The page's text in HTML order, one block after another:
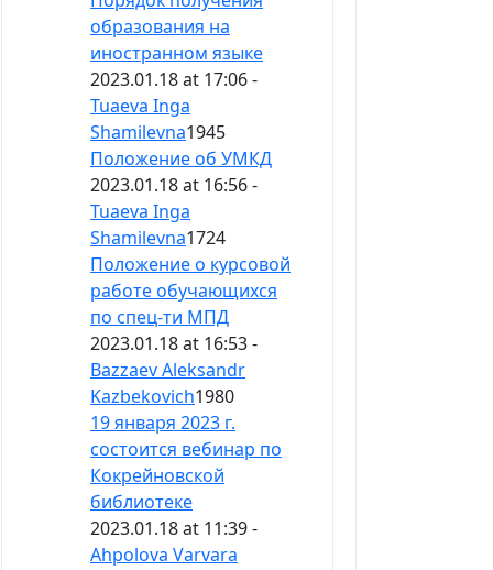
образования на
иностранном языке
2023.01.18 at 17:06 -
Tuaeva Inga
Shamilevna1945
Положение об УМКД
2023.01.18 at 16:56 -
Tuaeva Inga
Shamilevna1724
Положение о курсовой
работе обучающихся
по спец-ти МПД
2023.01.18 at 16:53 -
Bazzaev Aleksandr
Kazbekovich1980
19 января 2023 г.
состоится вебинар по
Кокрейновской
библиотеке
2023.01.18 at 11:39 -
Ahpolova Varvara